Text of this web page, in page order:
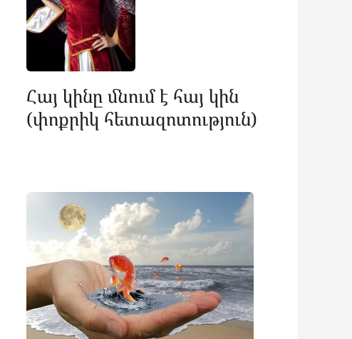
Հայ կինը մնում է հայ կին
(փոքրիկ հետազոտություն)